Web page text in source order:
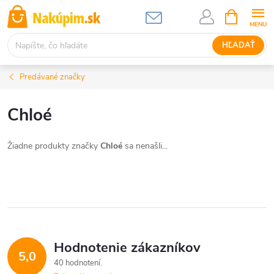
Prejsť
na
obsah
HĽADAŤ
KOŠÍK
Predávané značky
Chloé
Žiadne produkty značky Chloé sa nenašli...
5,0 Hodnotenie zákazníkov
40 hodnotení